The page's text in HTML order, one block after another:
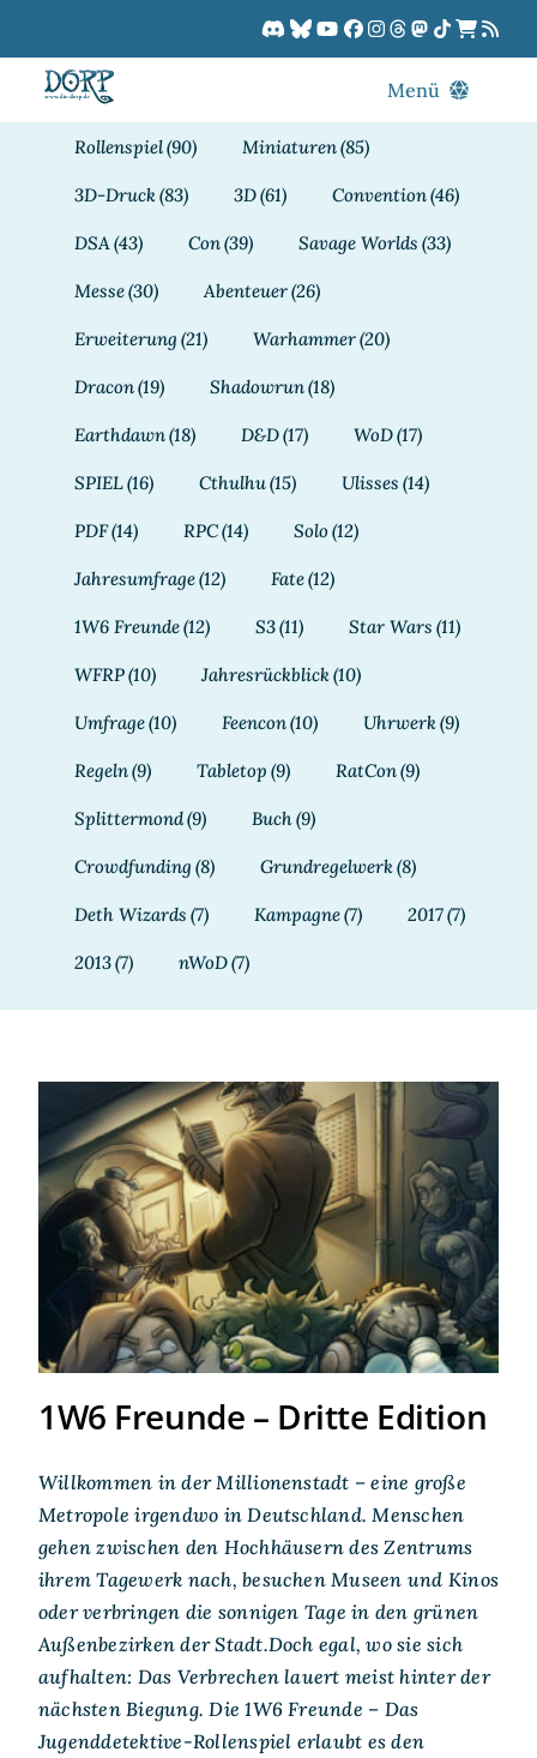
springen
Menü
Rollenspiel(90) Miniaturen(85)
3D-Druck(83) 3D(61) Convention(46)
DSA (43) Con(39) Savage Worlds (33)
Messe(30) Abenteuer(26)
Erweiterung (21) Warhammer(20)
Dracon(19) Shadowrun(18)
Earthdawn(18) D&D(17) WoD(17)
SPIEL(16) Cthulhu(15) Ulisses (14)
PDF(14) RPC(14) Solo(12)
Jahresumfrage(12) Fate(12)
1W6 Freunde(12) S3(11) Star Wars (11)
WFRP(10) Jahresrückblick(10)
Umfrage(10) Feencon(10) Uhrwerk(9)
Regeln(9) Tabletop (9) RatCon(9)
Splittermond(9) Buch(9)
Crowdfunding (8) Grundregelwerk(8)
Deth Wizards (7) Kampagne(7) 2017(7)
2013(7) nWoD(7)
1W6 Freunde – Dritte Edition
1W6 Freunde – Dritte Edition
Willkommen in der Millionenstadt – eine große
Metropole irgendwo in Deutschland. Menschen
gehen zwischen den Hochhäusern des Zentrums
ihrem Tagewerk nach, besuchen Museen und Kinos
oder verbringen die sonnigen Tage in den grünen
Außenbezirken der Stadt.Doch egal, wo sie sich
aufhalten: Das Verbrechen lauert meist hinter der
nächsten Biegung. Die 1W6 Freunde – Das
Jugenddetektive-Rollenspiel erlaubt es den